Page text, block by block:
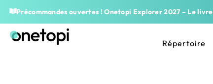
Précommandes ouvertes ! Onetopi Explorer 2027 – Le
Répertoire